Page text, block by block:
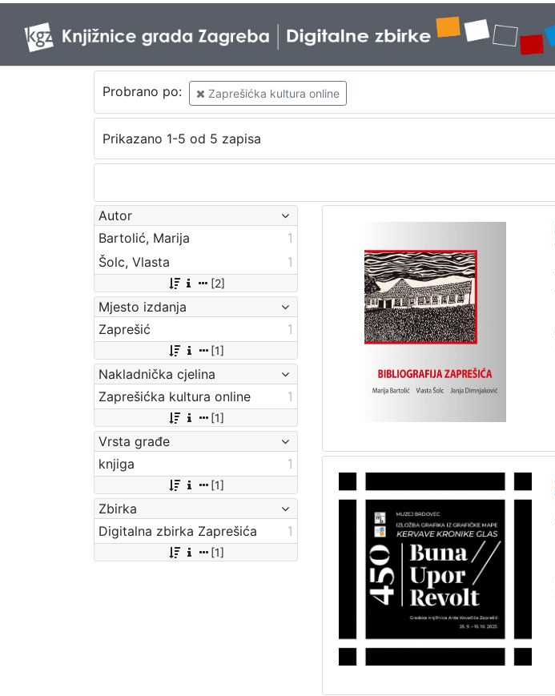
Probrano po: Zaprešićka kultura online
Prikazano 1-5 od 5 zapisa
Autor
Bartolić, Marija
1
Šolc, Vlasta
1
[2]
Mjesto izdanja
Zaprešić
1
[1]
Nakladnička cjelina
Zaprešićka kultura online
1
[1]
Vrsta građe
knjiga
1
[1]
Zbirka
Digitalna zbirka Zaprešića
1
[1]